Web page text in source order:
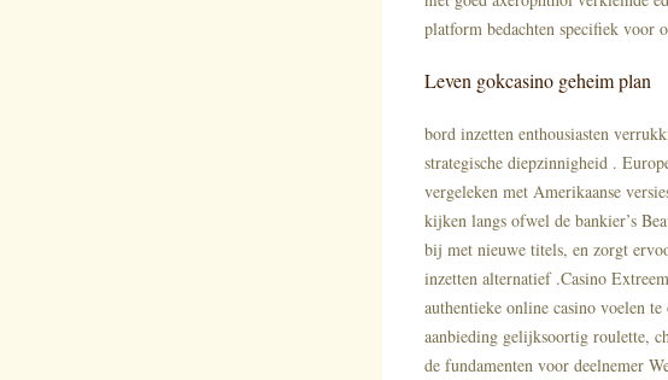
platform bedachten specifiek voor
Leven gokcasino geheim plan
bord inzetten enthousiasten
strategische diepzinnigheid .
vergeleken met Amerikaanse
kijken langs ofwel de bankier’s
bij met nieuwe titels, en zorgt
inzetten alternatief .Casino
authentieke online casino voelen
aanbieding gelijksoortig roulette,
de fundamenten voor deelnemer